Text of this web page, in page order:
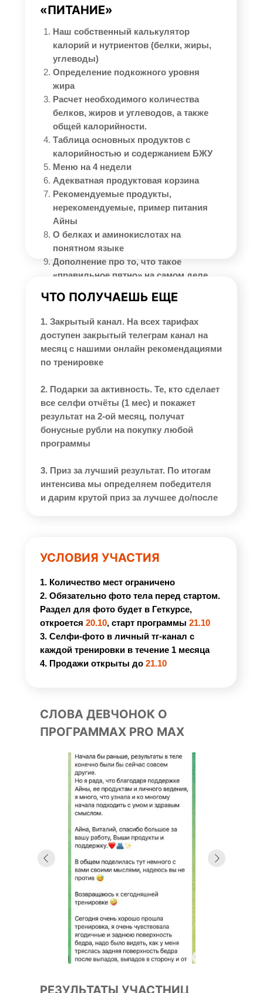
Наш собственный калькулятор
калорий и нутриентов (белки, жиры,
углеводы)
Определение подкожного уровня
жира
Расчет необходимого количества
белков, жиров и углеводов, а также
общей калорийности.
Таблица основных продуктов с
калорийностью и содержанием БЖУ
Меню на 4 недели
Адекватная продуктовая корзина
Рекомендуемые продукты,
нерекомендуемые, пример питания
Айны
О белках и аминокислотах на
понятном языке
Дополнение про то, что такое
«правильное пятно» на самом деле
«ПИТАНИЕ»
1. Количество мест ограничено
2. Обязательно фото тела перед стартом.
Раздел для фото будет в Геткурсе,
откроется 20.10, старт программы 21.10
3. Селфи-фото в личный тг-канал с
каждой тренировки в течение 1 месяца
4. Продажи открыты до 21.10
УСЛОВИЯ УЧАСТИЯ
1. Закрытый канал. На всех тарифах
доступен закрытый телеграм канал на
месяц с нашими онлайн рекомендациями
по тренировке
2. Подарки за активность. Те, кто сделает
все селфи отчёты (1 мес) и покажет
результат на 2-ой месяц, получат
бонусные рубли на покупку любой
программы
3. Приз за лучший результат. По итогам
интенсива мы определяем победителя
и дарим крутой приз за лучшее до/после
ЧТО ПОЛУЧАЕШЬ ЕЩЕ
РЕЗУЛЬТАТЫ УЧАСТНИЦ
СЛОВА ДЕВЧОНОК О
ПРОГРАММАХ PRO MAX